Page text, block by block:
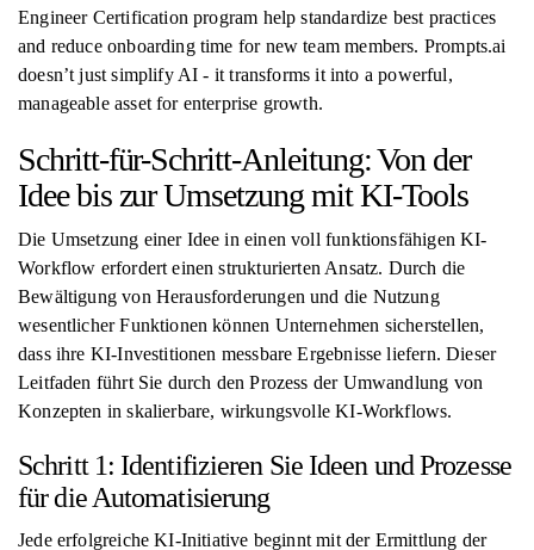
Engineer Certification program help standardize best practices
and reduce onboarding time for new team members. Prompts.ai
doesn’t just simplify AI - it transforms it into a powerful,
manageable asset for enterprise growth.
Schritt-für-Schritt-Anleitung: Von der
Idee bis zur Umsetzung mit KI-Tools
Die Umsetzung einer Idee in einen voll funktionsfähigen KI-
Workflow erfordert einen strukturierten Ansatz. Durch die
Bewältigung von Herausforderungen und die Nutzung
wesentlicher Funktionen können Unternehmen sicherstellen,
dass ihre KI-Investitionen messbare Ergebnisse liefern. Dieser
Leitfaden führt Sie durch den Prozess der Umwandlung von
Konzepten in skalierbare, wirkungsvolle KI-Workflows.
Schritt 1: Identifizieren Sie Ideen und Prozesse
für die Automatisierung
Jede erfolgreiche KI-Initiative beginnt mit der Ermittlung der